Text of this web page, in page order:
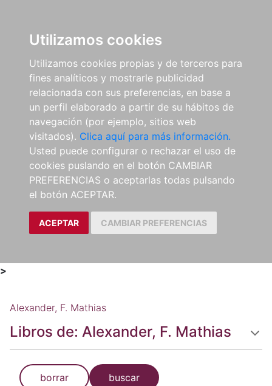
Utilizamos cookies
Utilizamos cookies propias y de terceros para
fines analíticos y mostrarle publicidad
relacionada con sus preferencias, en base a
un perfil elaborado a partir de su hábitos de
navegación (por ejemplo, sitios web
visitados). Clica aquí para más información.
Usted puede configurar o rechazar el uso de
cookies puslando en el botón CAMBIAR
PREFERENCIAS o aceptarlas todas pulsando
el botón ACEPTAR.
ACEPTAR CAMBIAR PREFERENCIAS
>
Alexander, F. Mathias
Libros de: Alexander, F. Mathias
borrar buscar